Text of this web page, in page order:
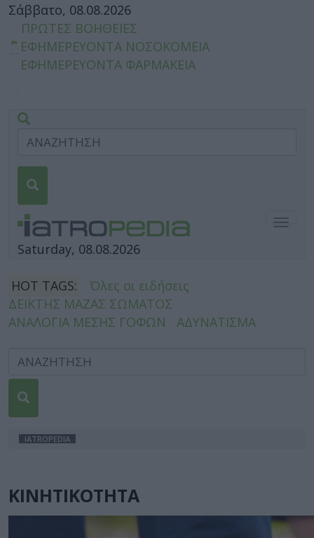
Σάββατο, 08.08.2026
ΠΡΩΤΕΣ ΒΟΗΘΕΙΕΣ
ΕΦΗΜΕΡΕΥΟΝΤΑ ΝΟΣΟΚΟΜΕΙΑ
ΕΦΗΜΕΡΕΥΟΝΤΑ ΦΑΡΜΑΚΕΙΑ
Saturday, 08.08.2026
HOT TAGS:
Όλες οι ειδήσεις
ΔΕΙΚΤΗΣ ΜΑΖΑΣ ΣΩΜΑΤΟΣ
ΑΝΑΛΟΓΙΑ ΜΕΣΗΣ ΓΟΦΩΝ
ΑΔΥΝΑΤΙΣΜΑ
IATROPEDIA
ΚΙΝΗΤΙΚΟΤΗΤΑ